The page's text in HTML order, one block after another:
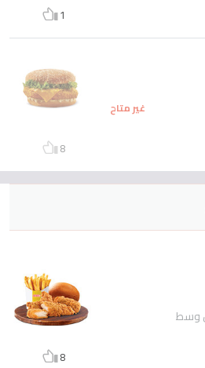
1
غير متاح
8
8